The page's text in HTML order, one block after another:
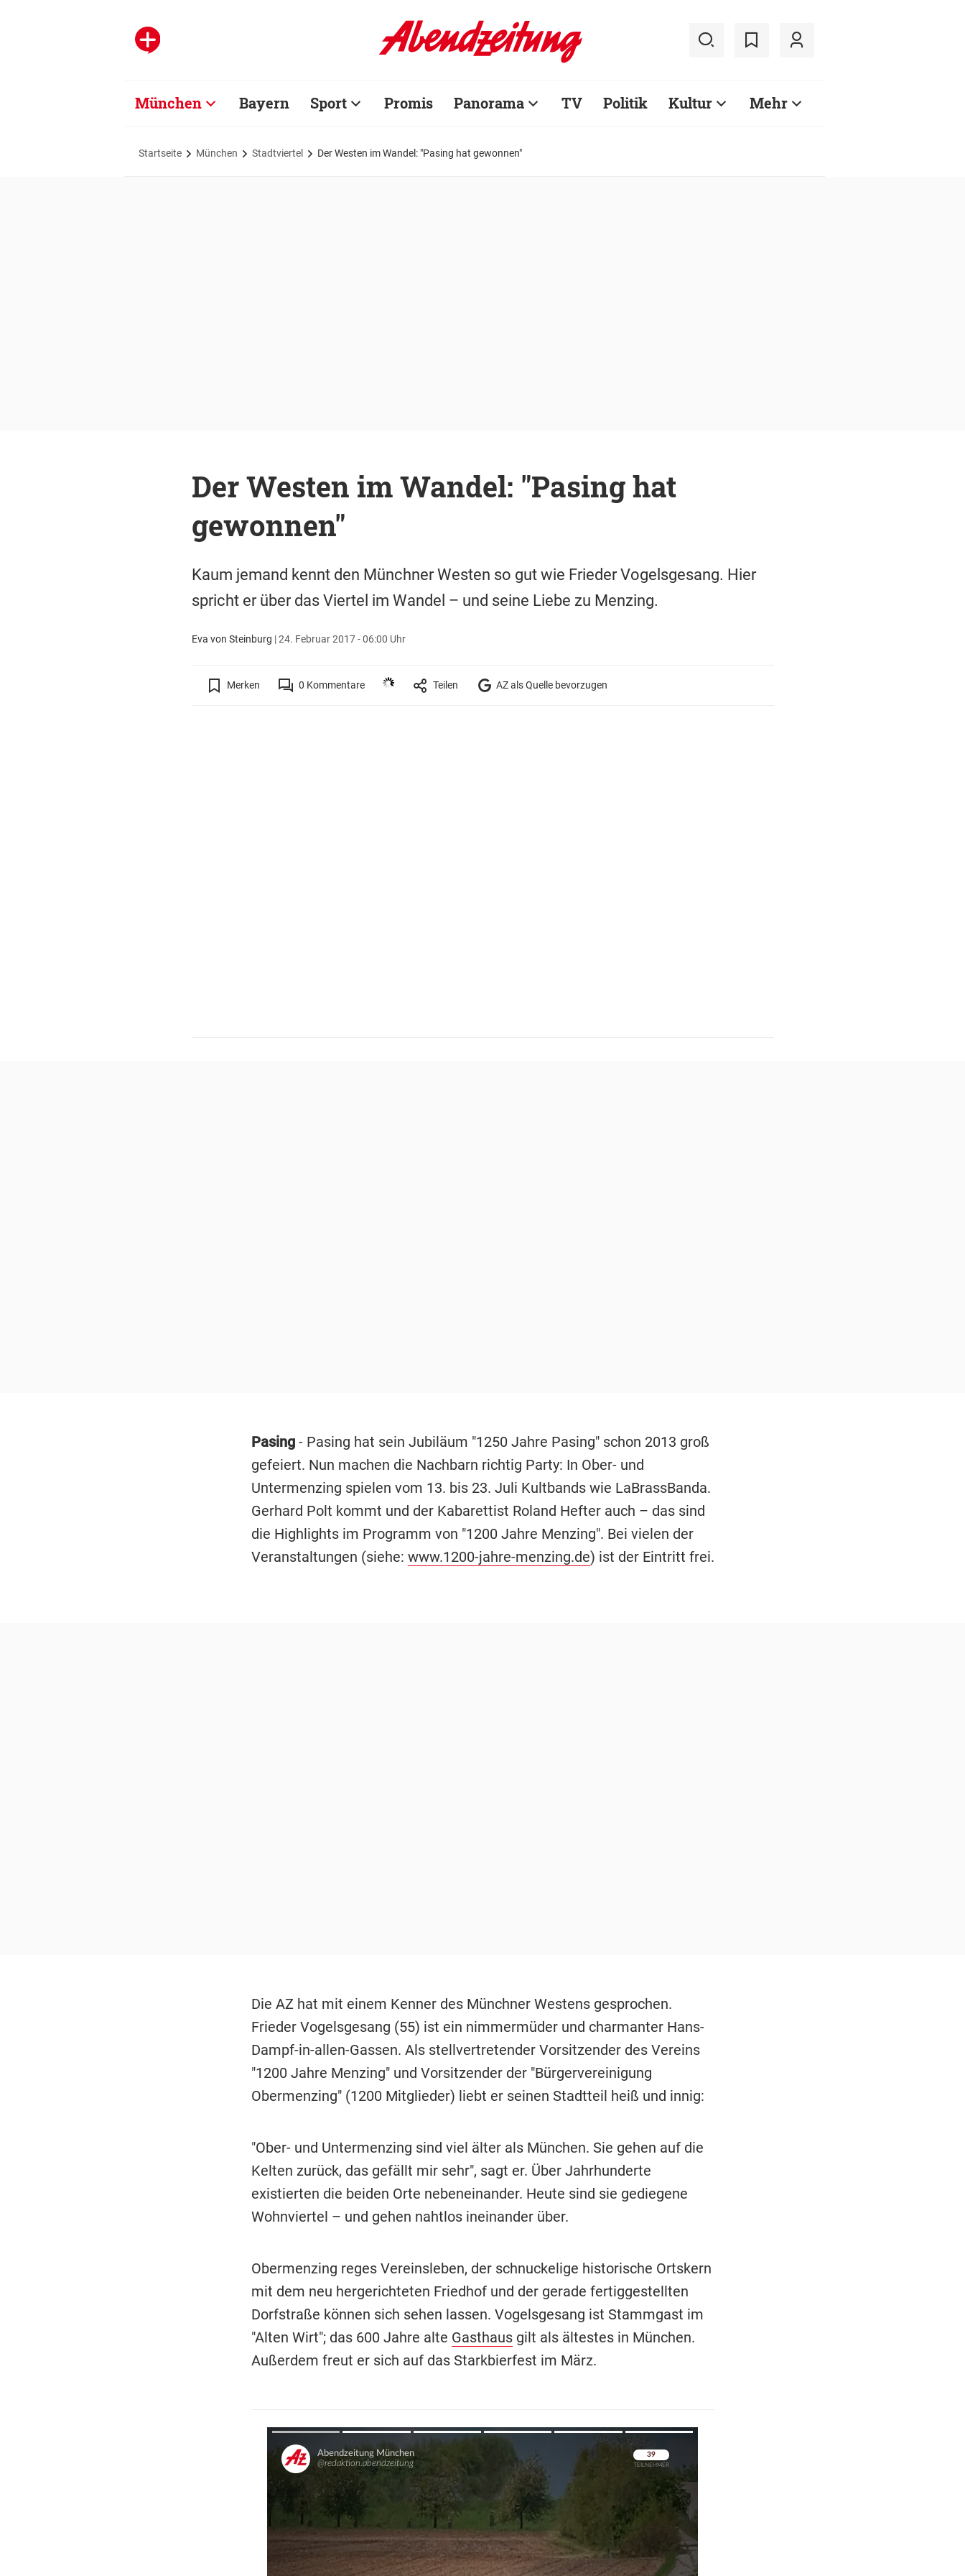
München Bayern Sport Promis Panorama TV Politik Kultur Mehr
Startseite München Stadtviertel Der Westen im Wandel: "Pasing hat gewonnen"
Der Westen im Wandel: "Pasing hat
gewonnen"
Kaum jemand kennt den Münchner Westen so gut wie Frieder Vogelsgesang. Hier
spricht er über das Viertel im Wandel – und seine Liebe zu Menzing.
Eva von Steinburg |24. Februar 2017 - 06:00 Uhr
Merken 0 Kommentare Teilen AZ als Quelle bevorzugen
Pasing- Pasing hat sein Jubiläum "1250 Jahre Pasing" schon 2013 groß
gefeiert. Nun machen die Nachbarn richtig Party: In Ober- und
Untermenzing spielen vom 13. bis 23. Juli Kultbands wie LaBrassBanda.
Gerhard Polt kommt und der Kabarettist Roland Hefter auch – das sind
die Highlights im Programm von "1200 Jahre Menzing". Bei vielen der
Veranstaltungen (siehe: www.1200-jahre-menzing.de) ist der Eintritt frei.
Die AZ hat mit einem Kenner des Münchner Westens gesprochen.
Frieder Vogelsgesang (55) ist ein nimmermüder und charmanter Hans-
Dampf-in-allen-Gassen. Als stellvertretender Vorsitzender des Vereins
"1200 Jahre Menzing" und Vorsitzender der "Bürgervereinigung
Obermenzing" (1200 Mitglieder) liebt er seinen Stadtteil heiß und innig:
"Ober- und Untermenzing sind viel älter als München. Sie gehen auf die
Kelten zurück, das gefällt mir sehr", sagt er. Über Jahrhunderte
existierten die beiden Orte nebeneinander. Heute sind sie gediegene
Wohnviertel – und gehen nahtlos ineinander über.
Obermenzing reges Vereinsleben, der schnuckelige historische Ortskern
mit dem neu hergerichteten Friedhof und der gerade fertiggestellten
Dorfstraße können sich sehen lassen. Vogelsgesang ist Stammgast im
"Alten Wirt"; das 600 Jahre alte Gasthausgilt als ältestes in München.
Außerdem freut er sich auf das Starkbierfest im März.
Überspringen